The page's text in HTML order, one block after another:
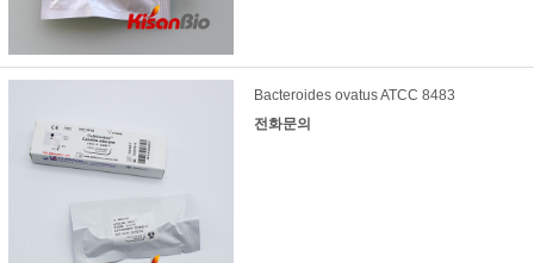
Bacteroides ovatus ATCC 8483
전화문의